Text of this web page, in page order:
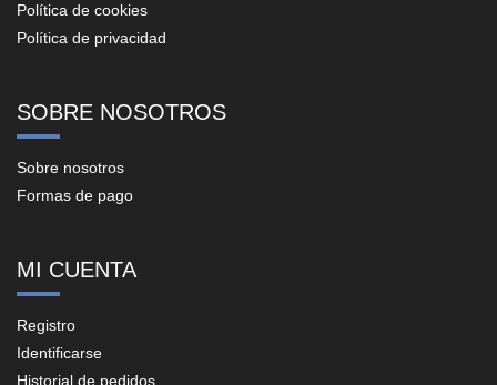
Política de cookies
Política de privacidad
SOBRE NOSOTROS
Sobre nosotros
Formas de pago
MI CUENTA
Registro
Identificarse
Historial de pedidos